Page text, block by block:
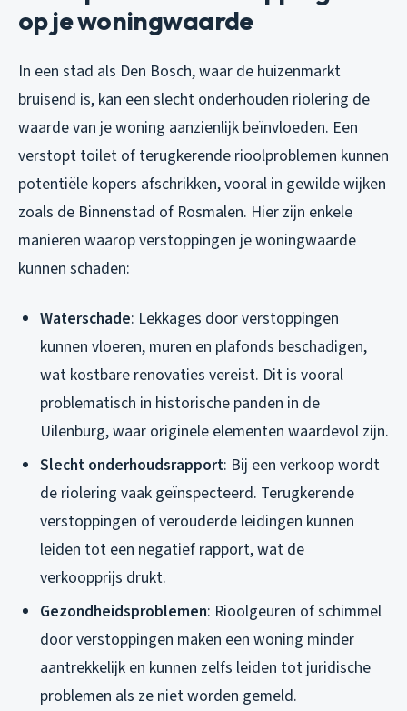
op je woningwaarde
In een stad als Den Bosch, waar de huizenmarkt
bruisend is, kan een slecht onderhouden riolering de
waarde van je woning aanzienlijk beïnvloeden. Een
verstopt toilet of terugkerende rioolproblemen kunnen
potentiële kopers afschrikken, vooral in gewilde wijken
zoals de Binnenstad of Rosmalen. Hier zijn enkele
manieren waarop verstoppingen je woningwaarde
kunnen schaden:
Waterschade: Lekkages door verstoppingen
kunnen vloeren, muren en plafonds beschadigen,
wat kostbare renovaties vereist. Dit is vooral
problematisch in historische panden in de
Uilenburg, waar originele elementen waardevol zijn.
Slecht onderhoudsrapport: Bij een verkoop wordt
de riolering vaak geïnspecteerd. Terugkerende
verstoppingen of verouderde leidingen kunnen
leiden tot een negatief rapport, wat de
verkoopprijs drukt.
Gezondheidsproblemen: Rioolgeuren of schimmel
door verstoppingen maken een woning minder
aantrekkelijk en kunnen zelfs leiden tot juridische
problemen als ze niet worden gemeld.